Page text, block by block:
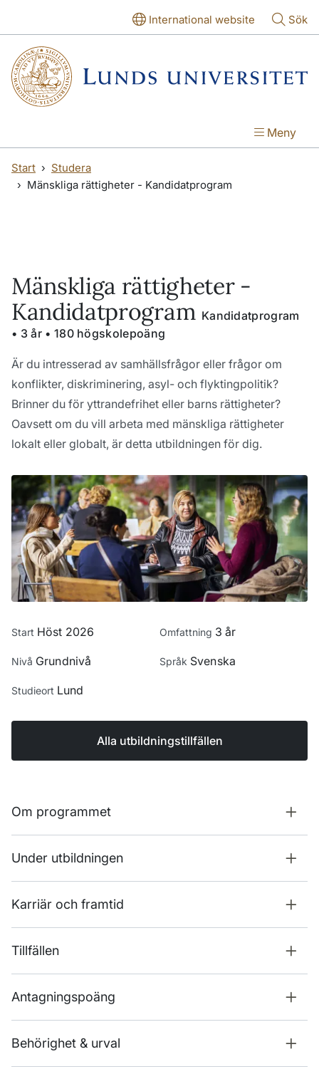
International website Sök
Meny
Start
Studera
Mänskliga rättigheter - Kandidatprogram
Mänskliga rättigheter -
Kandidatprogram Kandidatprogram
• 3 år • 180 högskolepoäng
Är du intresserad av samhällsfrågor eller frågor om
konflikter, diskriminering, asyl- och flyktingpolitik?
Brinner du för yttrandefrihet eller barns rättigheter?
Oavsett om du vill arbeta med mänskliga rättigheter
lokalt eller globalt, är detta utbildningen för dig.
Start Höst 2026 Omfattning 3 år
Nivå Grundnivå Språk Svenska
Studieort Lund
Alla utbildningstillfällen
Om programmet
Under utbildningen
Karriär och framtid
Tillfällen
Antagningspoäng
Behörighet & urval